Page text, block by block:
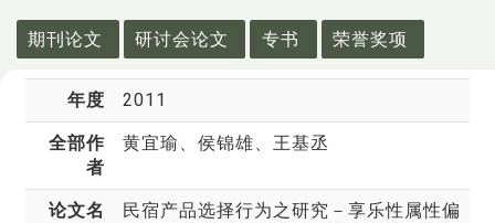
期刊论文
研讨会论文 专书 荣誉奖项
年度 2011
全部作
者
黄宜瑜 、侯锦雄、王基丞
论文名
民宿产品选择行为之研究－享乐性属性偏